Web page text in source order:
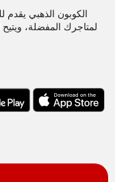
الكوبون الذهبي
لمتاجرك المفضلة،